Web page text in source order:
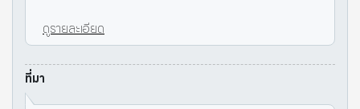
ดูรายละเอียด
ที่มา